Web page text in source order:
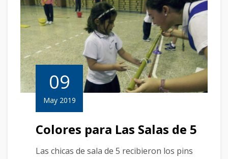
09
May 2019
Colores para Las Salas de 5
Las chicas de sala de 5 recibieron los pins